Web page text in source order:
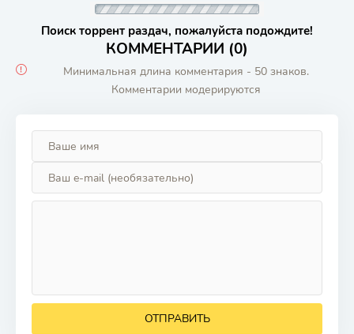
Поиск торрент раздач, пожалуйста подождите!
КОММЕНТАРИИ (0)
Минимальная длина комментария - 50 знаков.
Комментарии модерируются
ОТПРАВИТЬ